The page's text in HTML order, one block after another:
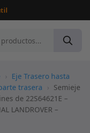
› Eje Trasero hasta
trasera › Semieje
de 22S64621E –
LANDROVER –